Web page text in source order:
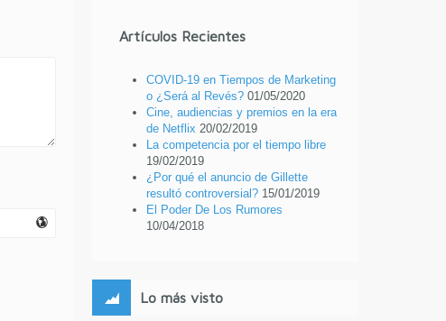
Artículos Recientes
COVID-19 en Tiempos de Marketing
o ¿Será al Revés? 01/05/2020
Cine, audiencias y premios en la era
de Netflix 20/02/2019
La competencia por el tiempo libre
19/02/2019
¿Por qué el anuncio de Gillette
resultó controversial? 15/01/2019
El Poder De Los Rumores
10/04/2018
Lo más visto